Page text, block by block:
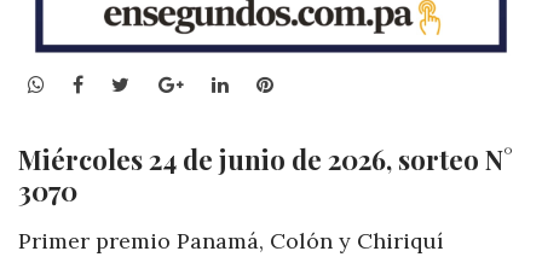
WhatsApp
Facebook
TwitterGoogle+LinkedInPinterest
Miércoles 24 de junio de 2026, sorteo N°
3070
Primer premio Panamá, Colón y Chiriquí